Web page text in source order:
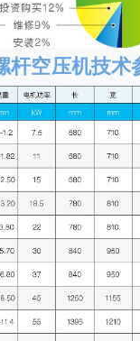
杆空压机技术